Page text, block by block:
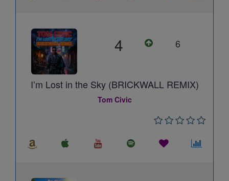
4 6
I’m Lost in the Sky (BRICKWALL REMIX)
Tom Civic